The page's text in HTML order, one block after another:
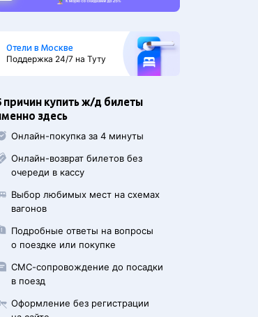
Отели в Москве
Поддержка 24/7 на Туту
причин купить ж/д билеты
здесь
Онлайн-покупка за 4 минуты
Онлайн-возврат билетов без
очереди в кассу
Выбор любимых мест на схемах
вагонов
Подробные ответы на вопросы
о поездке или покупке
СМС-сопровождение до посадки
в поезд
Оформление без регистрации